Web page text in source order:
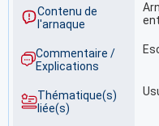
Contenu de
l'arnaque
Commentaire /
Explications
Thématique(s)
liée(s)